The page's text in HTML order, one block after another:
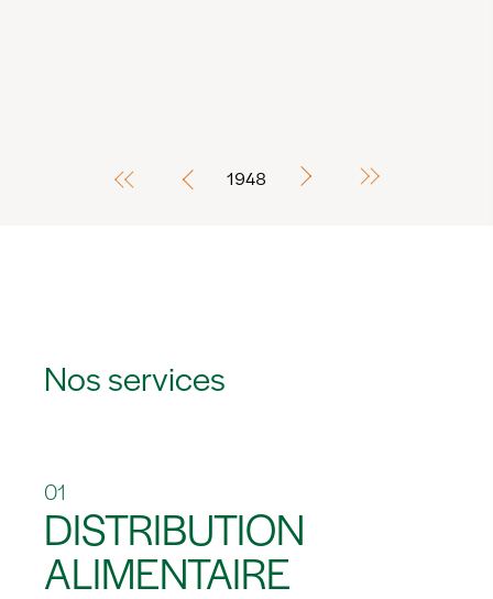
1948
Nos services
01
DISTRIBUTION
ALIMENTAIRE